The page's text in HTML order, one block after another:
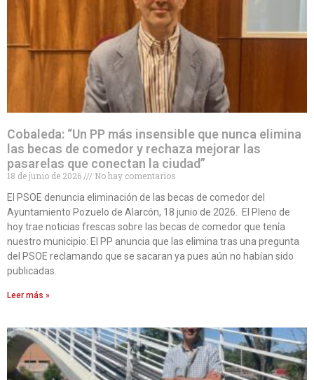
Cobaleda: “Un PP más insensible que nunca elimina
las becas de comedor y rechaza mejorar las
pasarelas que conectan la ciudad”
18 de junio de 2026
No hay comentarios
El PSOE denuncia eliminación de las becas de comedor del
Ayuntamiento Pozuelo de Alarcón, 18 junio de 2026. El Pleno de
hoy trae noticias frescas sobre las becas de comedor que tenía
nuestro municipio: El PP anuncia que las elimina tras una pregunta
del PSOE reclamando que se sacaran ya pues aún no habían sido
publicadas.
Leer más »